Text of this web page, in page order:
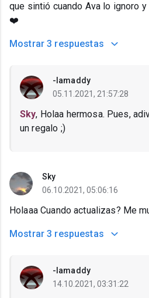
que sintió cuando Ava lo ignoro
❤️
Mostrar 3 respuestas
-Iamaddy
05.11.2021, 21:57:28
Sky, Holaa hermosa. Pues,
un regalo ;)
Sky
06.10.2021, 05:06:16
Holaaa Cuando actualizas? Me
Mostrar 3 respuestas
-Iamaddy
14.10.2021, 03:31:22